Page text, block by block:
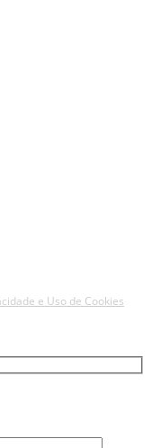
e Uso de Cookies